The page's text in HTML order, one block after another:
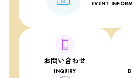
EVENT
お問い合わせ
INQUIRY